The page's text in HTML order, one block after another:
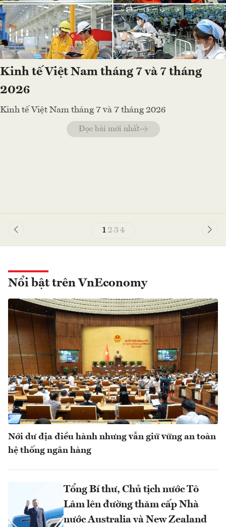
Kinh tế Việt Nam tháng 7 và 7 tháng
2026
Kinh tế Việt Nam tháng 7 và 7 tháng 2026
Đọc bài mới nhất
1 23 4
Nổi bật trên VnEconomy
Nới dư địa điều hành nhưng vẫn giữ vững an toàn
hệ thống ngân hàng
Tổng Bí thư, Chủ tịch nước Tô
Lâm lên đường thăm cấp Nhà
nước Australia và New Zealand